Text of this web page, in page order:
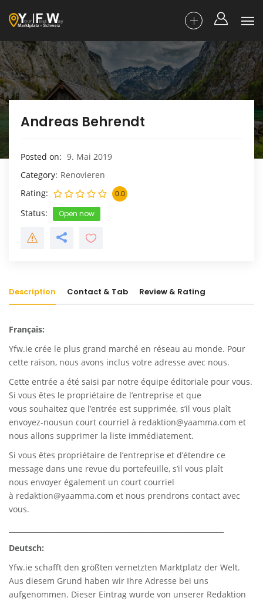
Andreas Behrendt
Posted on
9. Mai 2019
Category Renovieren
Rating
0.0
Status Open now
Description Contact & Tab Review & Rating
Français:
Yfw.ie crée le plus grand marché en réseau au monde. Pour
cette raison, nous avons inclus votre adresse avec nous.
Cette entrée a été saisi par notre équipe éditoriale pour vous.
Si vous êtes le propriétaire de l’entreprise et que
vous souhaitez que l’entrée est supprimée, s’il vous plaît
envoyez-nousun court courriel à redaktion@yaamma.com et
nous allons supprimer la liste immédiatement.
Si vous êtes propriétaire de l’entreprise et d’étendre ce
message dans une revue du portefeuille, s’il vous plaît
nous envoyer également un court courriel
à redaktion@yaamma.com et nous prendrons contact avec
vous.
Deutsch:
Yfw.ie schafft den größten vernetzten Marktplatz der Welt.
Aus diesem Grund haben wir Ihre Adresse bei uns
aufgenommen. Dieser Eintrag wurde von unserer Redaktion